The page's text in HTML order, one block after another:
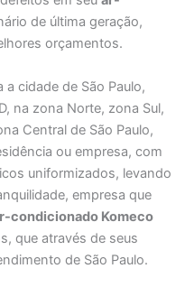
de última geração,
orçamentos.
cidade de São Paulo,
na zona Norte, zona Sul,
Central de São Paulo,
ou empresa, com
uniformizados, levando
empresa que
condicionado Komeco
que através de seus
de São Paulo.